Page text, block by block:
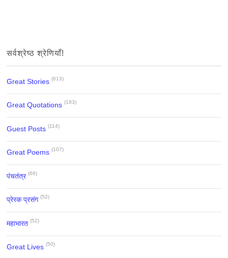
सर्वश्रेष्ठ श्रेणियाँ!
Great Stories (613)
Great Quotations (183)
Guest Posts (114)
Great Poems (107)
पंचतंत्र (66)
प्रेरक प्रसंग (52)
महाभारत (52)
Great Lives (50)